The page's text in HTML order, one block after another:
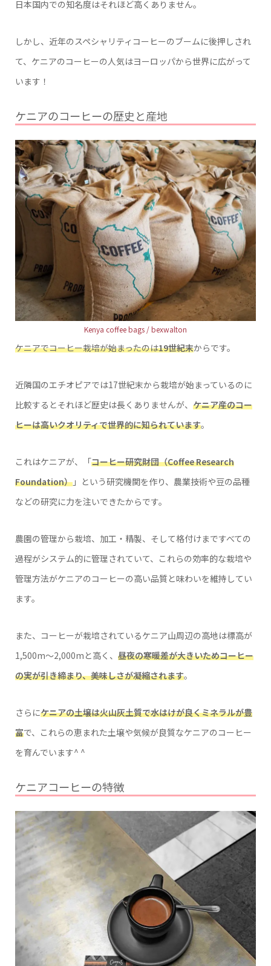
日本国内での知名度はそれほど高くありません。
しかし、近年のスペシャリティコーヒーのブームに後押しされ
て、ケニアのコーヒーの人気はヨーロッパから世界に広がって
います！
ケニアのコーヒーの歴史と産地
Kenya coffee bags / bexwalton
ケニアでコーヒー栽培が始まったのは19世紀末からです。
近隣国のエチオピアでは17世紀末から栽培が始まっているのに
比較するとそれほど歴史は長くありませんが、 ケニア産のコー
ヒーは高いクオリティで世界的に知られています。
これはケニアが、「コーヒー研究財団（Coffee Research
Foundation）」という研究機関を作り、農業技術や豆の品種
などの研究に力を注いできたからです。
農園の管理から栽培、加工・精製、そして格付けまですべての
過程がシステム的に管理されていて、これらの効率的な栽培や
管理方法がケニアのコーヒーの高い品質と味わいを維持してい
ます。
また、コーヒーが栽培されているケニア山周辺の高地は標高が
1,500m～2,000mと高く、 昼夜の寒暖差が大きいためコーヒー
の実が引き締まり、美味しさが凝縮されます。
さらにケニアの土壌は火山灰土質で水はけが良くミネラルが豊
富で、これらの恵まれた土壌や気候が良質なケニアのコーヒー
を育んでいます^ ^
ケニアコーヒーの特徴